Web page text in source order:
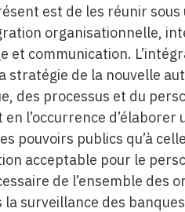
est de les réunir
organisationnelle,
et communication.
stratégie de la nouvelle
des processus et du
en l’occurrence
pouvoirs publics qu’à
acceptable pour le
de l’ensemble des
la surveillance des